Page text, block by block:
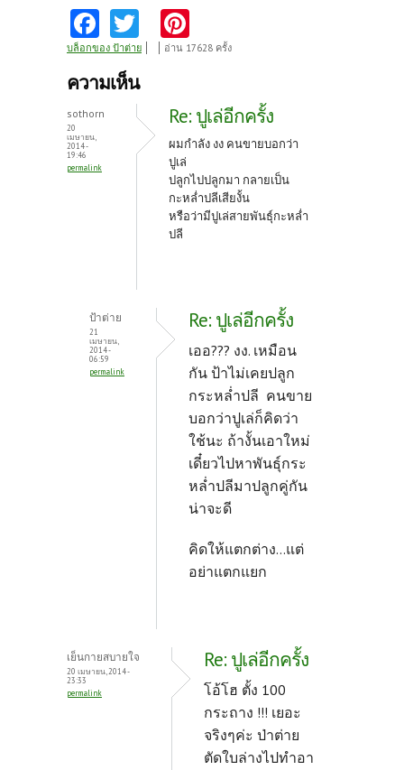
Fa
ce
b
o
k
w
itt
nt
es
t
บล็อกของ ป้าต่าย อ่าน 17628 ครั้ง
ความเห็น
sothorn
20
เมษายน,
2014 -
19:46
permalink
Re: ปูเล่อีกครั้ง
ผมกำลัง งง คนขายบอกว่า
ปูเล่
ปลูกไปปลูกมา กลายเป็น
กะหล่ำปลีเสียงั้น
หรือว่ามีปูเล่สายพันธุ์กะหล่ำ
ปลี
ป้าต่าย
21
เมษายน,
2014 -
06:59
permalink
Re: ปูเล่อีกครั้ง
เออ??? งง. เหมือน
กัน ป้าไม่เคยปลูก
กระหล่ำปลี คนขาย
บอกว่าปูเล่ก็คิดว่า
ใช้นะ ถ้างั้นเอาใหม่
เดี๋ยวไปหาพันธุ์กระ
หล่ำปลีมาปลูกคู่กัน
น่าจะดี
คิดให้แตกต่าง...แต่
อย่าแตกแยก
เย็นกายสบายใจ
20 เมษายน, 2014 -
23:33
permalink
Re: ปูเล่อีกครั้ง
โอ้โฮ ตั้ง 100
กระถาง !!! เยอะ
จริงๆค่ะ ป่าต่าย
ตัดใบล่างไปทำอา